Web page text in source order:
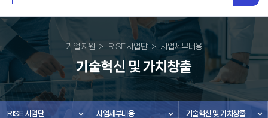
기업 지원 RISE 사업단 사업세부내용
기술혁신 및 가치창출
RISE 사업단 사업세부내용 기술혁신 및 가치창출